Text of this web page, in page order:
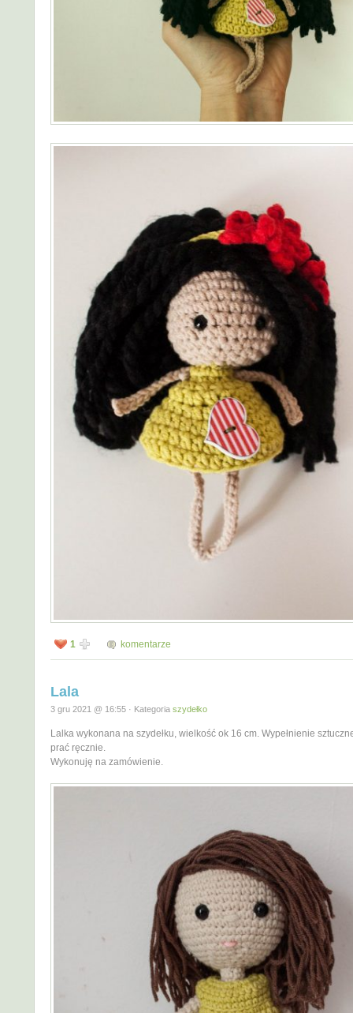
1 komentarze
Lala
3 gru 2021 @ 16:55 · Kategoria szydełko
Lalka wykonana na szydełku, wielkość ok 16 cm. Wypełnienie
prać ręcznie.
Wykonuję na zamówienie.